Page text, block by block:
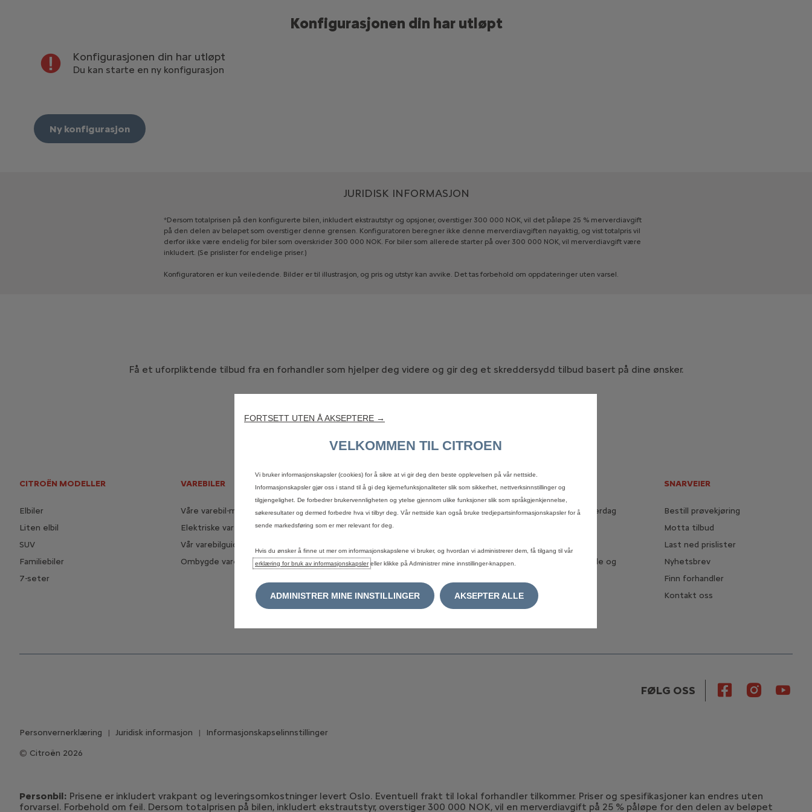
Konfigurasjonen din har utløpt
Konfigurasjonen din har utløpt
Du kan starte en ny konfigurasjon
Ny konfigurasjon
JURIDISK INFORMASJON
*Dersom totalprisen på den konfigurerte bilen, inkludert ekstrautstyr og opsjoner, overstiger 300 000 NOK, vil det påløpe 25 % merverdiavgift
på den delen av beløpet som overstiger denne grensen. Konfiguratoren beregner ikke denne merverdiavgiften nøyaktig, og vist totalpris vil
derfor ikke være endelig for biler som overskrider 300 000 NOK. For biler som allerede starter på over 300 000 NOK, vil merverdiavgift være
inkludert. (Se prislister for endelige priser.)
Konfiguratoren er kun veiledende. Bilder er til illustrasjon, og pris og utstyr kan avvike. Det tas forbehold om oppdateringer uten varsel.
Få et uforpliktende tilbud fra en forhandler som hjelper deg videre og gir deg et skreddersydd tilbud basert på dine ønsker.
CITROËN MODELLER
Elbiler
Liten elbil
SUV
Familiebiler
7-seter
VAREBILER
Våre varebil-modeller
Elektriske varebiler
Vår varebilguide
Ombygde varebiler
TJENESTER
Bygg din bil
MyCitroen
Bruktbiler
Oppdatere navigasjon
Inkallingsaksjoner
OM ELBILER
Oppdag en elektrisk hverdag
Få mest ut av rekkevidde og
SNARVEIER
Bestill prøvekjøring
Motta tilbud
Last ned prislister
Nyhetsbrev
Finn forhandler
Kontakt oss
FØLG OSS
Citroën 2026
Personvernerklæring Juridisk informasjon Informasjonskapselinnstillinger
Personbil: Prisene er inkludert vrakpant og leveringsomkostninger levert Oslo. Eventuell frakt til lokal forhandler tilkommer. Priser og spesifikasjoner kan endres uten
forvarsel. Forbehold om feil. Dersom totalprisen på bilen, inkludert ekstrautstyr, overstiger 300 000 NOK, vil en merverdiavgift på 25 % påløpe for den delen av beløpet
FORTSETT UTEN Å AKSEPTERE →
VELKOMMEN TIL CITROEN
Vi bruker informasjonskapsler (cookies) for å sikre at vi gir deg den beste opplevelsen på vår nettside.
Informasjonskapsler gjør oss i stand til å gi deg kjernefunksjonaliteter slik som sikkerhet, nettverksinnstillinger og
tilgjengelighet. De forbedrer brukervennligheten og ytelse gjennom ulike funksjoner slik som språkgjenkjennelse,
søkeresultater og dermed forbedre hva vi tilbyr deg. Vår nettside kan også bruke tredjepartsinformasjonskapsler for å
sende markedsføring som er mer relevant for deg.
Hvis du ønsker å finne ut mer om informasjonskapslene vi bruker, og hvordan vi administrerer dem, få tilgang til vår
erklæring for bruk av informasjonskapslereller klikke på Administrer mine innstillinger-knappen.
ADMINISTRER MINE INNSTILLINGER AKSEPTER ALLE